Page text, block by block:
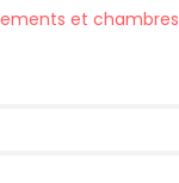
et chambres